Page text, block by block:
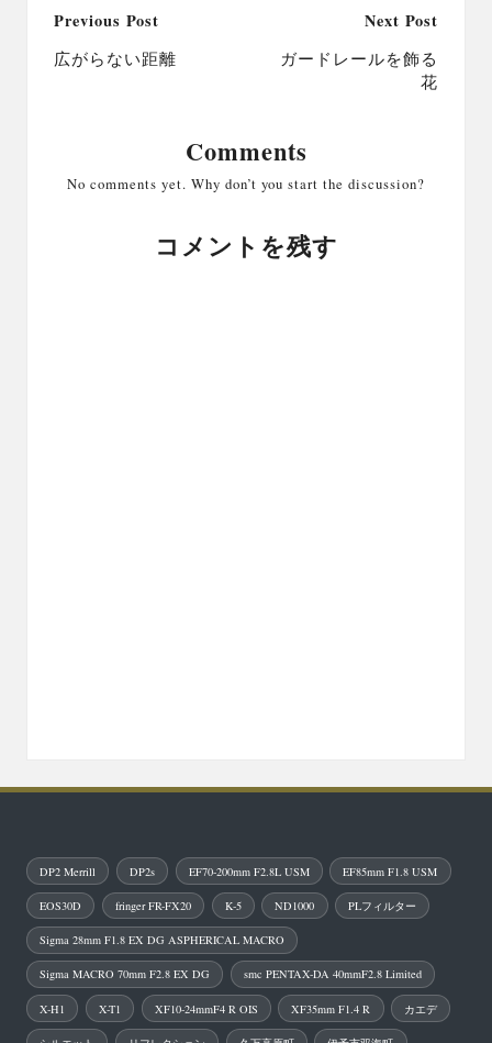
Post
navigation
Previous Post
広がらない距離
Next Post
ガードレールを飾る
花
Comments
No comments yet. Why don’t you start the discussion?
コメントを残す
DP2 Merrill DP2s EF70-200mm F2.8L USM EF85mm F1.8 USM
EOS30D fringer FR-FX20 K-5 ND1000 PLフィルター
Sigma 28mm F1.8 EX DG ASPHERICAL MACRO
Sigma MACRO 70mm F2.8 EX DG smc PENTAX-DA 40mmF2.8 Limited
X-H1 X-T1 XF10-24mmF4 R OIS XF35mm F1.4 R カエデ